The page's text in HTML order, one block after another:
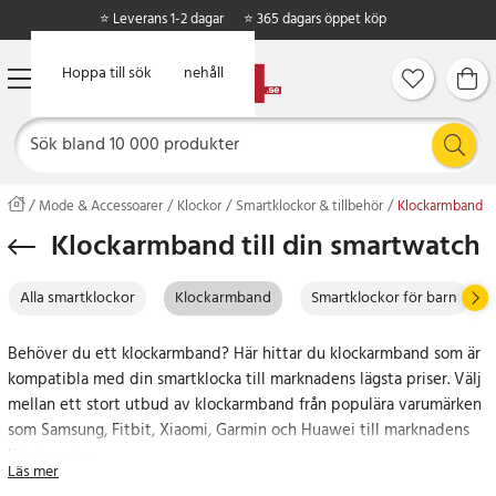
Hoppa till huvudinnehåll
Hoppa till sök
⭐ Leverans 1-2 dagar ⭐ 365 dagars öppet köp
Mode & Accessoarer Klockor Smartklockor & tillbehör Klockarmband
Klockarmband till din smartwatch
Alla smartklockor Klockarmband Smartklockor för barn
Behöver du ett klockarmband? Här hittar du klockarmband som är
kompatibla med din smartklocka till marknadens lägsta priser. Välj
mellan ett stort utbud av klockarmband från populära varumärken
som Samsung, Fitbit, Xiaomi, Garmin och Huawei till marknadens
Läs mer